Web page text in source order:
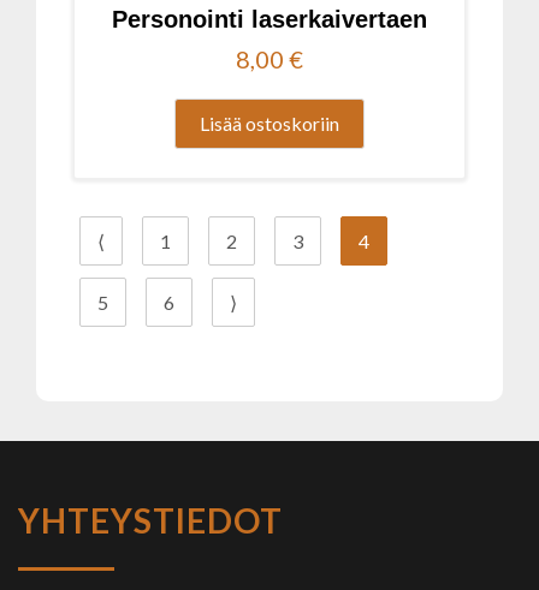
Personointi laserkaivertaen
8,00 €
Lisää ostoskoriin
⟨ 1 2 3 4
5 6 ⟩
YHTEYSTIEDOT